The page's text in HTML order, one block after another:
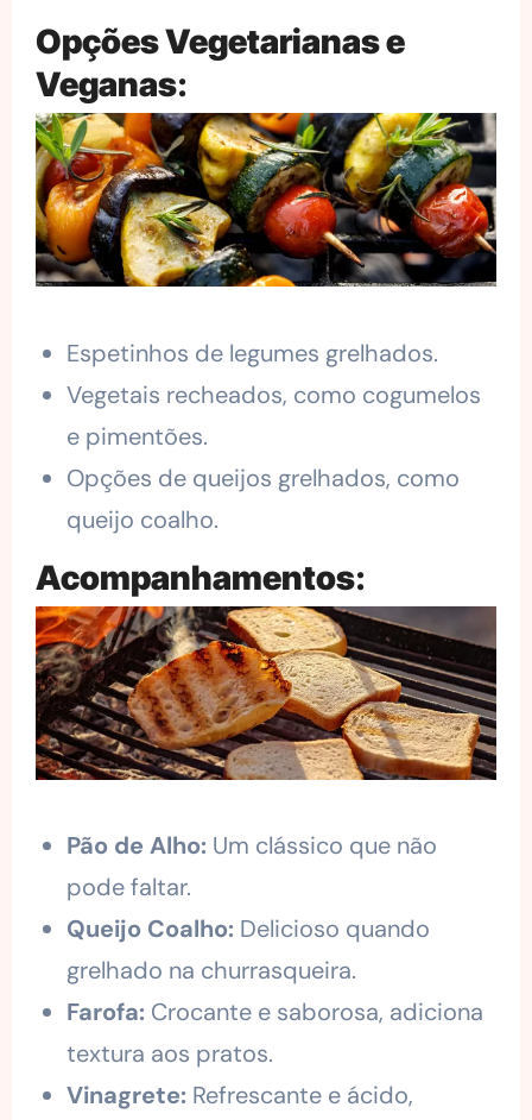
Opções Vegetarianas e
Veganas:
Espetinhos de legumes grelhados.
Vegetais recheados, como cogumelos
e pimentões.
Opções de queijos grelhados, como
queijo coalho.
Acompanhamentos:
Pão de Alho: Um clássico que não
pode faltar.
Queijo Coalho: Delicioso quando
grelhado na churrasqueira.
Farofa: Crocante e saborosa, adiciona
textura aos pratos.
Vinagrete: Refrescante e ácido,